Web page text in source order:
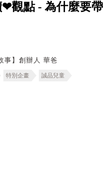
❤觀點 - 為什麼要
事】創辦人 華爸
特別企畫 誠品兒童